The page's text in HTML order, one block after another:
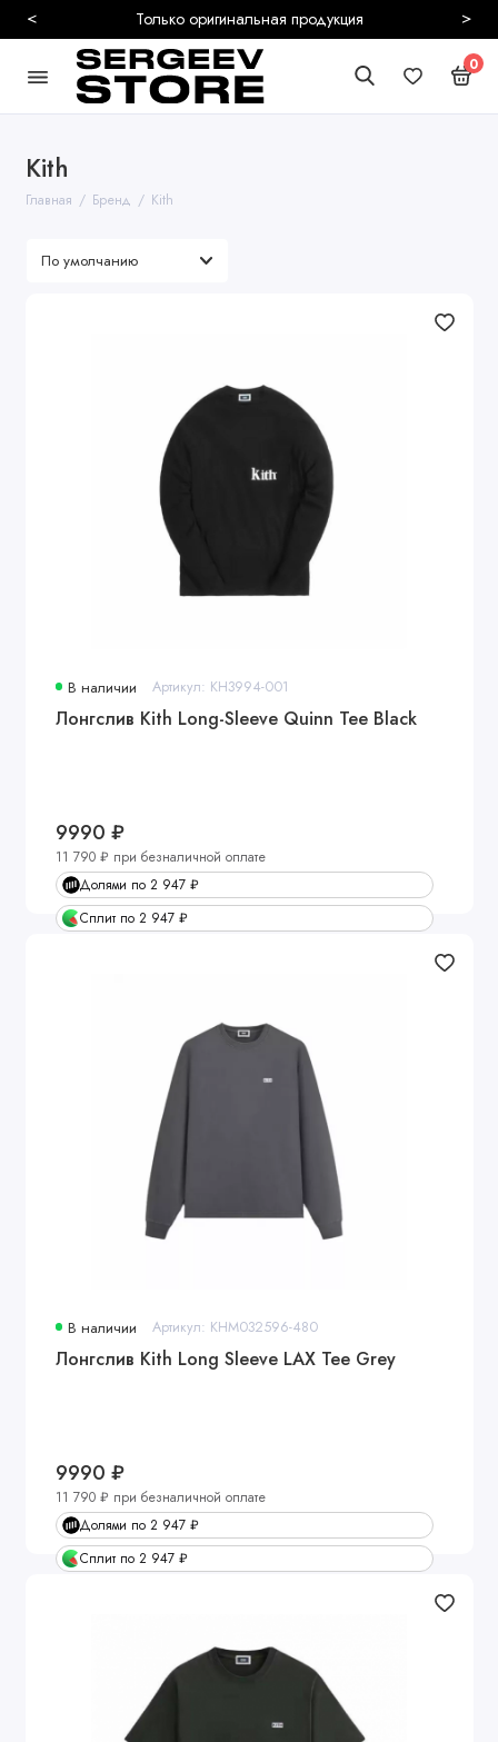
Безопасная и быстрая доставка
< >
0
Kith
Главная Бренд Kith
В наличии Артикул: KH3994-001
Лонгслив Kith Long-Sleeve Quinn Tee Black
9990 ₽
11 790 ₽ при безналичной оплате
Долями по 2 947 ₽
Сплит по 2 947 ₽
В наличии Артикул: KHM032596-480
Лонгслив Kith Long Sleeve LAX Tee Grey
9990 ₽
11 790 ₽ при безналичной оплате
Долями по 2 947 ₽
Сплит по 2 947 ₽